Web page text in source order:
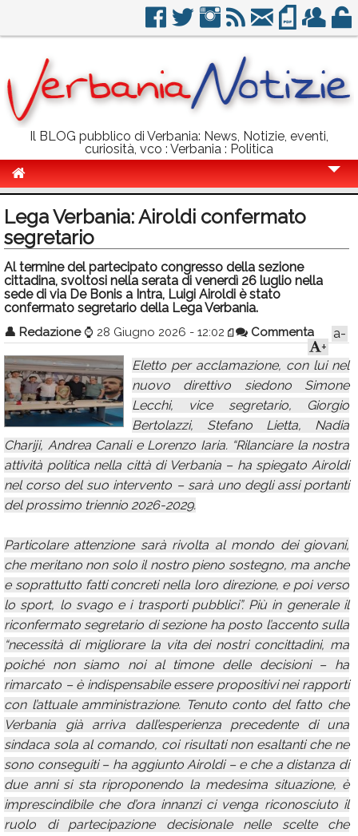
Il BLOG pubblico di Verbania: News, Notizie, eventi,
curiosità, vco : Verbania : Politica
Politica
Sport
Eventi
Calendario
Annunci
Lega Verbania: Airoldi confermato
segretario
Al termine del partecipato congresso della sezione
cittadina, svoltosi nella serata di venerdì 26 luglio nella
sede di via De Bonis a Intra, Luigi Airoldi è stato
confermato segretario della Lega Verbania.
👤 Redazione ⌚ 28 Giugno 2026 - 12:02 Commenta
a-
+
Eletto per acclamazione, con lui nel
nuovo direttivo siedono Simone
Lecchi, vice segretario, Giorgio
Bertolazzi, Stefano Lietta, Nadia
Chariji, Andrea Canali e Lorenzo Iaria. “Rilanciare la nostra
attività politica nella città di Verbania – ha spiegato Airoldi
nel corso del suo intervento – sarà uno degli assi portanti
del prossimo triennio 2026-2029.
Particolare attenzione sarà rivolta al mondo dei giovani,
che meritano non solo il nostro pieno sostegno, ma anche
e soprattutto fatti concreti nella loro direzione, e poi verso
lo sport, lo svago e i trasporti pubblici”. Più in generale il
riconfermato segretario di sezione ha posto l’accento sulla
“necessità di migliorare la vita dei nostri concittadini, ma
poiché non siamo noi al timone delle decisioni – ha
rimarcato – è indispensabile essere propositivi nei rapporti
con l’attuale amministrazione. Tenuto conto del fatto che
Verbania già arriva dall’esperienza precedente di una
sindaca sola al comando, coi risultati non esaltanti che ne
sono conseguiti – ha aggiunto Airoldi – e che a distanza di
due anni si sta riproponendo la medesima situazione, è
imprescindibile che d’ora innanzi ci venga riconosciuto il
ruolo di partecipazione decisionale nelle scelte che